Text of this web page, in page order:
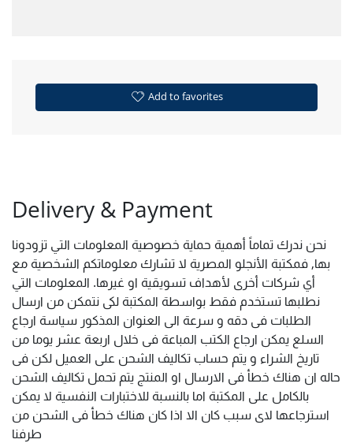
Add to favorites
Delivery & Payment
نحن ندرك تماماً أهمية حماية خصوصية المعلومات التي تزودونا
بها, فمكتبة الأنجلو المصرية لا تشارك معلوماتكم الشخصية مع
أي شركات أخرى لأهداف تسويقية او غيرها. المعلومات التي
نطلبها تستخدم فقط بواسطة المكتبة لكى نتمكن من ارسال
الطلبات فى دقه و سرعة الى العنوان المذكور سياسة ارجاع
السلع يمكن ارجاع الكتب المباعة فى خلال اربعة عشر يوما من
تاريخ الشراء و يتم حساب تكاليف الشحن على العميل لكن فى
حاله ان هناك خطأ فى الارسال او المنتج يتم تحمل تكاليف الشحن
بالكامل على المكتبة اما بالنسبة للاختبارات النفسية لا يمكن
استرجاعها لاى سبب كان الا اذا كان هناك خطأ فى الشحن من
طرفنا